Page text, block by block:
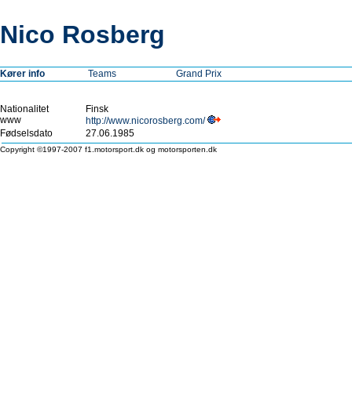
Nico Rosberg
Kører info Teams Grand Prix
Nationalitet
Finsk
www
http://www.nicorosberg.com/
Fødselsdato
27.06.1985
Copyright ©1997-2007 f1.motorsport.dk og motorsporten.dk